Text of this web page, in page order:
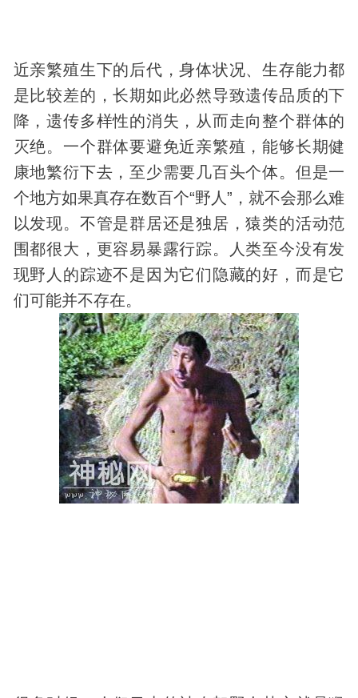
近亲繁殖生下的后代，身体状况、生存能力都
是比较差的，长期如此必然导致遗传品质的下
降，遗传多样性的消失，从而走向整个群体的
灭绝。一个群体要避免近亲繁殖，能够长期健
康地繁衍下去，至少需要几百头个体。但是一
个地方如果真存在数百个“野人”，就不会那么难
以发现。不管是群居还是独居，猿类的活动范
围都很大，更容易暴露行踪。人类至今没有发
现野人的踪迹不是因为它们隐藏的好，而是它
们可能并不存在。